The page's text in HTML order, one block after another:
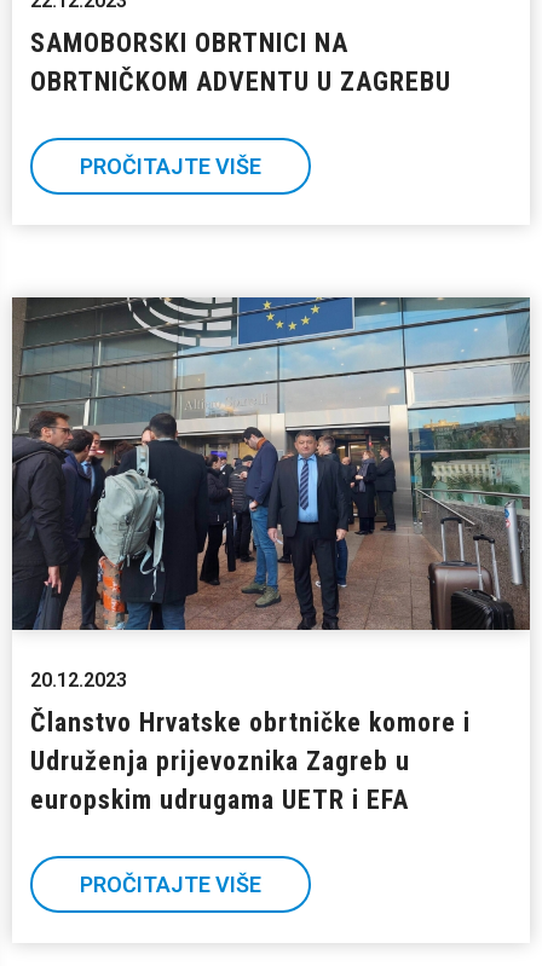
SAMOBORSKI OBRTNICI NA
OBRTNIČKOM ADVENTU U ZAGREBU
PROČITAJTE VIŠE
20.12.2023
Članstvo Hrvatske obrtničke komore i
Udruženja prijevoznika Zagreb u
europskim udrugama UETR i EFA
PROČITAJTE VIŠE